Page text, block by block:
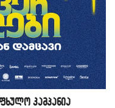
კამპანია